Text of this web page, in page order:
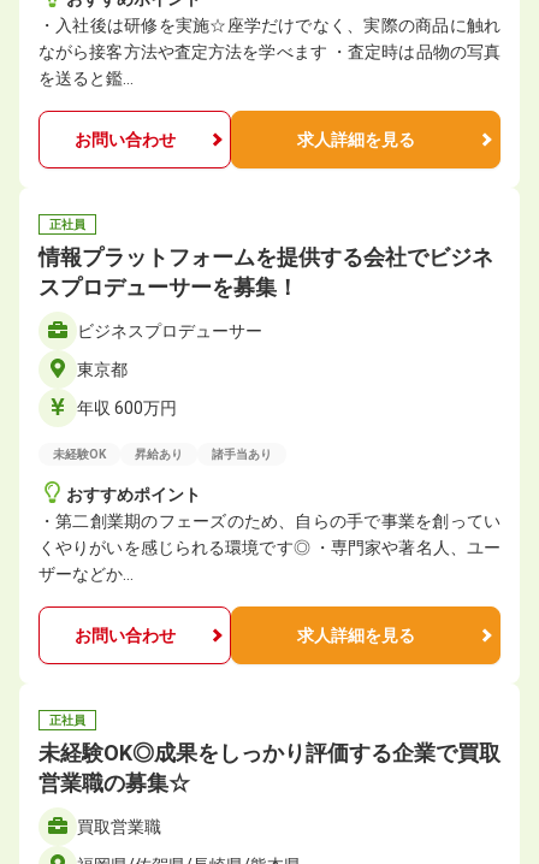
・入社後は研修を実施☆座学だけでなく、実際の商品に触れ
ながら接客方法や査定方法を学べます ・査定時は品物の写真
を送ると鑑…
お問い合わせ 求人詳細を見る
正社員
情報プラットフォームを提供する会社でビジネ
スプロデューサーを募集！
ビジネスプロデューサー
東京都
年収 600万円
未経験OK 昇給あり 諸手当あり
おすすめポイント
・第二創業期のフェーズのため、自らの手で事業を創ってい
くやりがいを感じられる環境です◎ ・専門家や著名人、ユー
ザーなどか…
お問い合わせ 求人詳細を見る
正社員
未経験OK◎成果をしっかり評価する企業で買取
営業職の募集☆
買取営業職